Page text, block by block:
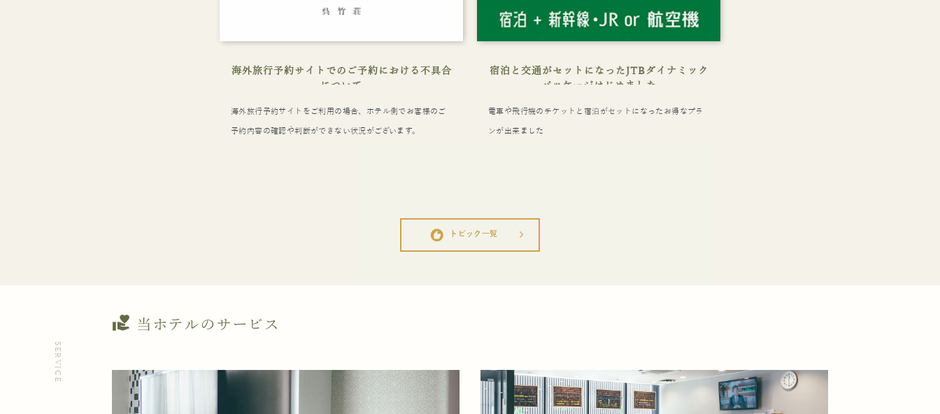
海外旅行予約サイトでのご予約における不具合
について
海外旅行予約サイトをご利用の場合、ホテル側でお客様のご
予約内容の確認や判断ができない状況がございます。
宿泊と交通がセットになったJTBダイナミック
パッケージはじめました
電車や飛行機のチケットと宿泊がセットになったお得なプラ
ンが出来ました
recommend トピック一覧 arrow_forward_ios
SERVICE
volunteer_activism 当ホテルのサービス